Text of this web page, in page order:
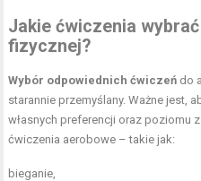
Jakie ćwiczenia
fizycznej?
Wybór odpowiednich ćwiczeń do
starannie przemyślany. Ważne jest,
własnych preferencji oraz poziomu
ćwiczenia aerobowe – takie jak:
bieganie,